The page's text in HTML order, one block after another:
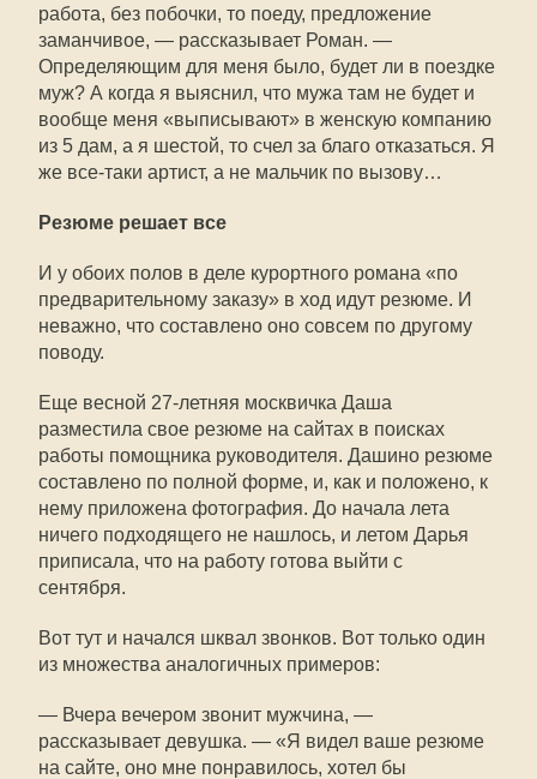
работа, без побочки, то поеду, предложение
заманчивое, — рассказывает Роман. —
Определяющим для меня было, будет ли в поездке
муж? А когда я выяснил, что мужа там не будет и
вообще меня «выписывают» в женскую компанию
из 5 дам, а я шестой, то счел за благо отказаться. Я
же все-таки артист, а не мальчик по вызову…
Резюме решает все
И у обоих полов в деле курортного романа «по
предварительному заказу» в ход идут резюме. И
неважно, что составлено оно совсем по другому
поводу.
Еще весной 27-летняя москвичка Даша
разместила свое резюме на сайтах в поисках
работы помощника руководителя. Дашино резюме
составлено по полной форме, и, как и положено, к
нему приложена фотография. До начала лета
ничего подходящего не нашлось, и летом Дарья
приписала, что на работу готова выйти с
сентября.
Вот тут и начался шквал звонков. Вот только один
из множества аналогичных примеров:
— Вчера вечером звонит мужчина, —
рассказывает девушка. — «Я видел ваше резюме
на сайте, оно мне понравилось, хотел бы